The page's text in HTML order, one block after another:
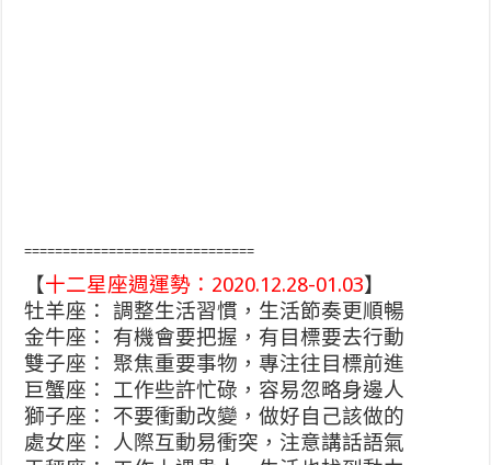
==============================
【十二星座週運勢：2020.12.28-01.03】
牡羊座： 調整生活習慣，生活節奏更順暢
金牛座： 有機會要把握，有目標要去行動
雙子座： 聚焦重要事物，專注往目標前進
巨蟹座： 工作些許忙碌，容易忽略身邊人
獅子座： 不要衝動改變，做好自己該做的
處女座： 人際互動易衝突，注意講話語氣